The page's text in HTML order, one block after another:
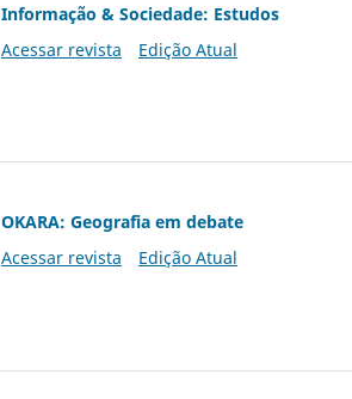
Informação & Sociedade: Estudos
Acessar revista
Edição Atual
OKARA: Geografia em debate
Acessar revista
Edição Atual